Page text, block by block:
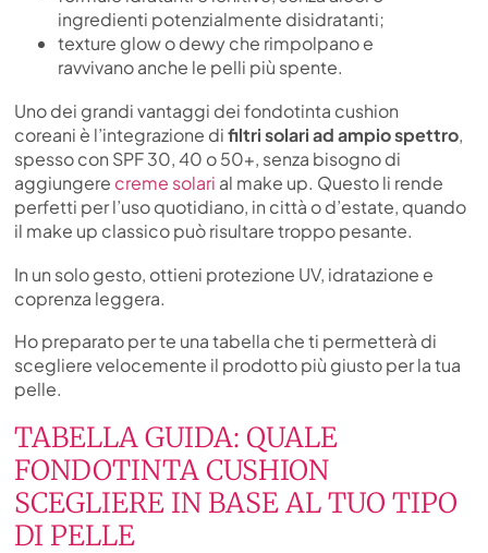
ingredienti potenzialmente disidratanti;
texture glow o dewy che rimpolpano e
ravvivano anche le pelli più spente.
Uno dei grandi vantaggi dei fondotinta cushion
coreani è l’integrazione difiltri solari ad ampio spettro,
spesso con SPF 30, 40 o 50+, senza bisogno di
aggiungere creme solari al make up. Questo li rende
perfetti per l’uso quotidiano, in città o d’estate, quando
il make up classico può risultare troppo pesante.
In un solo gesto, ottieni protezione UV, idratazione e
coprenza leggera.
Ho preparato per te una tabella che ti permetterà di
scegliere velocemente il prodotto più giusto per la tua
pelle.
TABELLA GUIDA: QUALE
FONDOTINTA CUSHION
SCEGLIERE IN BASE AL TUO TIPO
DI PELLE